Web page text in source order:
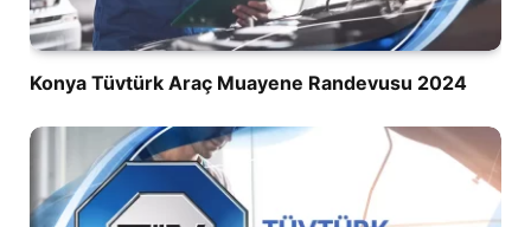
Konya Tüvtürk Araç Muayene Randevusu 2024